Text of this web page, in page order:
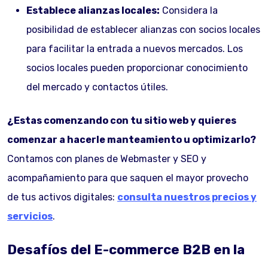
Establece alianzas locales: Considera la
posibilidad de establecer alianzas con socios locales
para facilitar la entrada a nuevos mercados. Los
socios locales pueden proporcionar conocimiento
del mercado y contactos útiles.
¿Estas comenzando con tu sitio web y quieres
comenzar a hacerle manteamiento u optimizarlo?
Contamos con planes de Webmaster y SEO y
acompañamiento para que saquen el mayor provecho
de tus activos digitales: consulta nuestros precios y
servicios.
Desafíos del E-commerce B2B en la